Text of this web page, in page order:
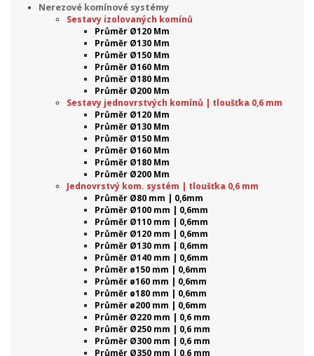
Nerezové komínové systémy
Sestavy izolovaných komínů
Průměr Ø120 Mm
Průměr Ø130 Mm
Průměr Ø150 Mm
Průměr Ø160 Mm
Průměr Ø180 Mm
Průměr Ø200 Mm
Sestavy jednovrstvých komínů | tloušťka 0,6 mm
Průměr Ø120 Mm
Průměr Ø130 Mm
Průměr Ø150 Mm
Průměr Ø160 Mm
Průměr Ø180 Mm
Průměr Ø200 Mm
Jednovrstvý kom. systém | tloušťka 0,6 mm
Průměr Ø80 mm | 0,6mm
Průměr Ø100 mm | 0,6mm
Průměr Ø110 mm | 0,6mm
Průměr Ø120 mm | 0,6mm
Průměr Ø130 mm | 0,6mm
Průměr Ø140 mm | 0,6mm
Průměr ø150 mm | 0,6mm
Průměr ø160 mm | 0,6mm
Průměr ø180 mm | 0,6mm
Průměr ø200 mm | 0,6mm
Průměr Ø220 mm | 0,6 mm
Průměr Ø250 mm | 0,6 mm
Průměr Ø300 mm | 0,6 mm
Průměr Ø350 mm | 0,6 mm